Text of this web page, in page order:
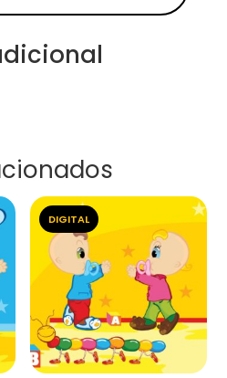
DIGITAL